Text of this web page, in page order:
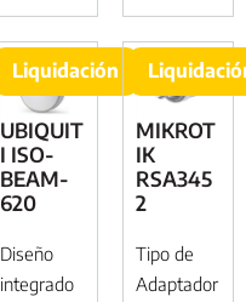
UBIQUIT
I ISO-
BEAM-
620
Diseño
integrado
Liquidación
MIKROT
IK
RSA345
2
Tipo de
Adaptador